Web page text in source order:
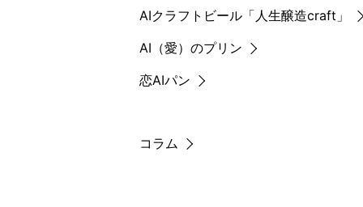
AIクラフトビール「人生醸造craft」
AI（愛）のプリン
恋AIパン
コラム